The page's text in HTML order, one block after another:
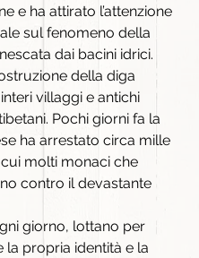
e ha attirato l’attenzione
sul fenomeno della
dai bacini idrici.
della diga
villaggi e antichi
Pochi giorni fa la
ha arrestato circa mille
molti monaci che
contro il devastante
giorno, lottano per
la propria identità e la